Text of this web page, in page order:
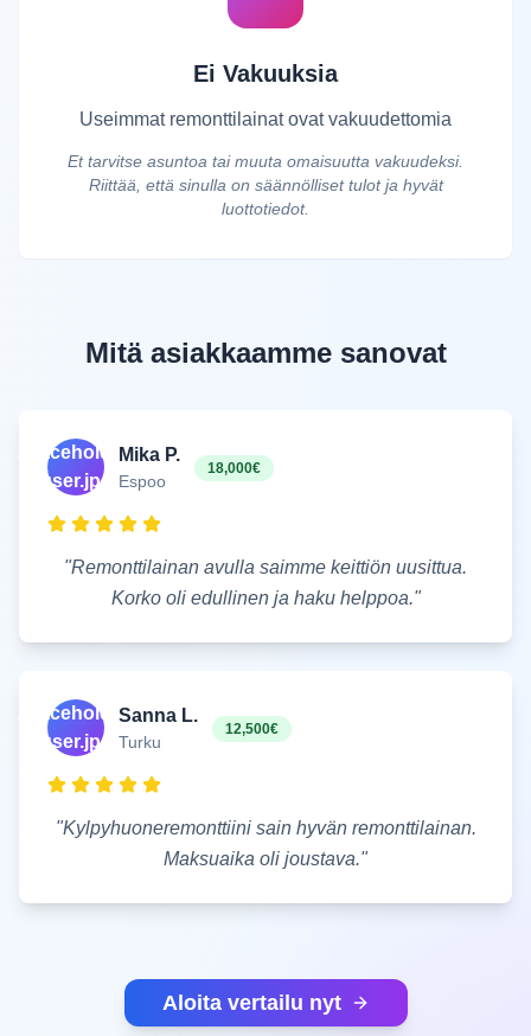
Ei Vakuuksia
Useimmat remonttilainat ovat vakuudettomia
Et tarvitse asuntoa tai muuta omaisuutta vakuudeksi.
Riittää, että sinulla on säännölliset tulot ja hyvät
luottotiedot.
Mitä asiakkaamme sanovat
/placeholder-
user.jpg
Mika P.
Espoo
18,000€
"Remonttilainan avulla saimme keittiön uusittua.
Korko oli edullinen ja haku helppoa."
/placeholder-
user.jpg
Sanna L.
Turku
12,500€
"Kylpyhuoneremonttiini sain hyvän remonttilainan.
Maksuaika oli joustava."
Aloita vertailu nyt